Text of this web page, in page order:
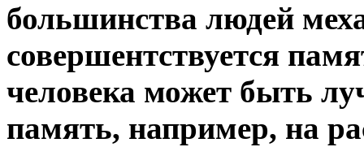
большинства людей
совершентствуется
человека может быть
память, например, на